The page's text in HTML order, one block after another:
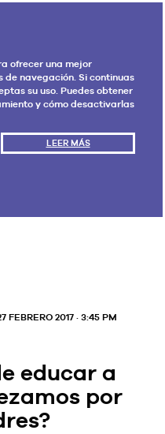
ofrecer una mejor
navegación. Si continuas
su uso. Puedes obtener
y cómo desactivarlas
LEER MÁS
FEBRERO 2017 · 3:45 PM
educar a
por